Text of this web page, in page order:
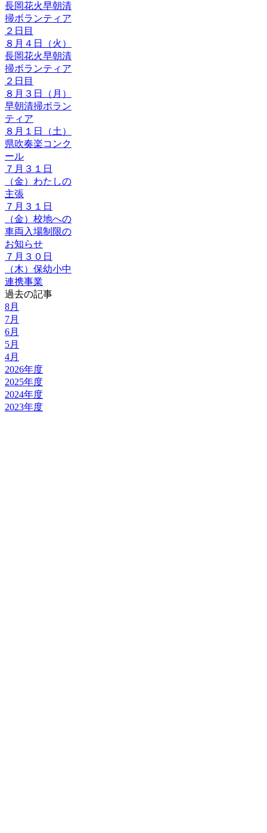
長岡花火早朝清
掃ボランティア
２日目
８月４日（火）
長岡花火早朝清
掃ボランティア
２日目
８月３日（月）
早朝清掃ボラン
ティア
８月１日（土）
県吹奏楽コンク
ール
７月３１日
（金）わたしの
主張
７月３１日
（金）校地への
車両入場制限の
お知らせ
７月３０日
（木）保幼小中
連携事業
過去の記事
8月
7月
6月
5月
4月
2026年度
2025年度
2024年度
2023年度